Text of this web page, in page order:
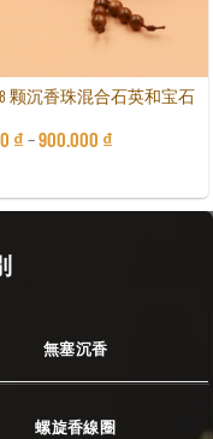
颗沉香珠混合石英和宝石
₫ –900.000 ₫
無塞沉香
螺旋香線圈